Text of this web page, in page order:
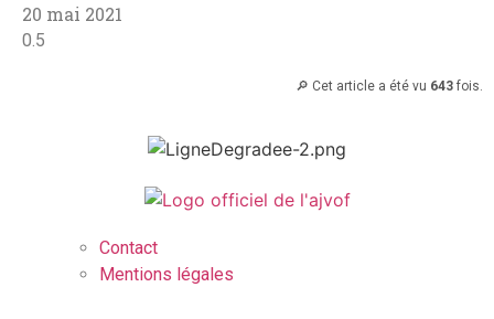
20 mai 2021
🔎 Cet article a été vu 643 fois.
Contact
Mentions légales